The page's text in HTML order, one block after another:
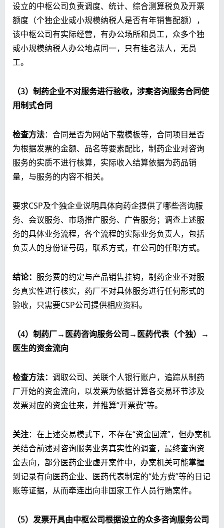
设立的中枢公司负责调度、统计、综合测算税负及开票
额度（个独企业或小规模纳税人是否有年销售配额），
该中枢公司有实际经营，有办公场所和员工，众多个独
或小规模纳税人办公地点同一，只有挂名法人，无员
工。
（3）制药企业不对服务进行验收，涉案咨询服务合同使
用制式合同
检查方法：合同是否为网站下载模板等，合同项目是否
为根据发票的金额、品名等要素配比，制药企业对咨询
服务的实质不进行核算，实际收入结算依据为药品销
量，与服务的内容不相关。
要求CSP及个独企业说明具体向药企提供了哪些咨询服
务、会议服务、市场推广服务、广告服务；调查上述服
务的具体业务流程，各个流程的实际业务负责人，包括
负责人的身份证号码，联系方式，在公司的任职方式。
结论： 服务费的约定与产品销售挂钩，制药企业不对服
务真实性进行核实，药厂不对具体服务进行任何形式的
验收，只需要CSP公司提供相应资料。
（4）制药厂→医药咨询服务公司→医药代表（个独）→
医生的资金流向
检查方法： 调取公司、关联个人银行账户，追踪从制药
厂开始的资金流向，以发票为依据计算各交易环节涉及
发票对应的资金往来，并推算“开票费”等。
关注：在上述交易模式下，不存在“资金回流”，但办案机
关结合前述对咨询服务业务真实性的调查，最终查询资
金去向，部分医药企业虚开案件中，办案机关可能掌握
到记录有向医药企业、医药代表制定的“处方费”等的日记
账等证据，从而牵连出向非国家工作人员行贿案件。
（5）发票开具由中枢公司根据设立的众多咨询服务公司